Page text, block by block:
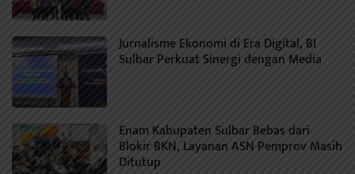
Jurnalisme Ekonomi di Era Digital, BI
Sulbar Perkuat Sinergi dengan Media
Enam Kabupaten Sulbar Bebas dari
Blokir BKN, Layanan ASN Pemprov Masih
Ditutup